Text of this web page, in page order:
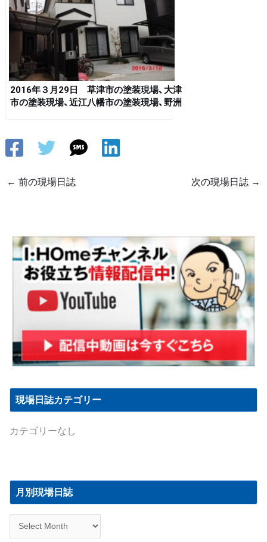
2016年３月29日 草津市の塗装現場、大津
市の塗装現場、近江八幡市の塗装現場、野洲
← 前の現場日誌 次の現場日誌 →
現場日誌カテゴリー
カテゴリーなし
月別現場日誌
現
日